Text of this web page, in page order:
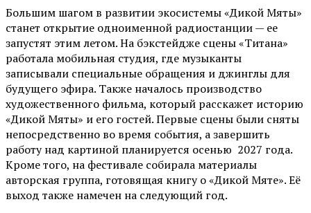
Большим шагом в развитии экосистемы «Дикой Мяты»
станет открытие одноименной радиостанции — ее
запустят этим летом. На бэкстейдже сцены «Титана»
работала мобильная студия, где музыканты
записывали специальные обращения и джинглы для
будущего эфира. Также началось производство
художественного фильма, который расскажет историю
«Дикой Мяты» и его гостей. Первые сцены были сняты
непосредственно во время события, а завершить
работу над картиной планируется осенью 2027 года.
Кроме того, на фестивале собирала материалы
авторская группа, готовящая книгу о «Дикой Мяте». Её
выход также намечен на следующий год.